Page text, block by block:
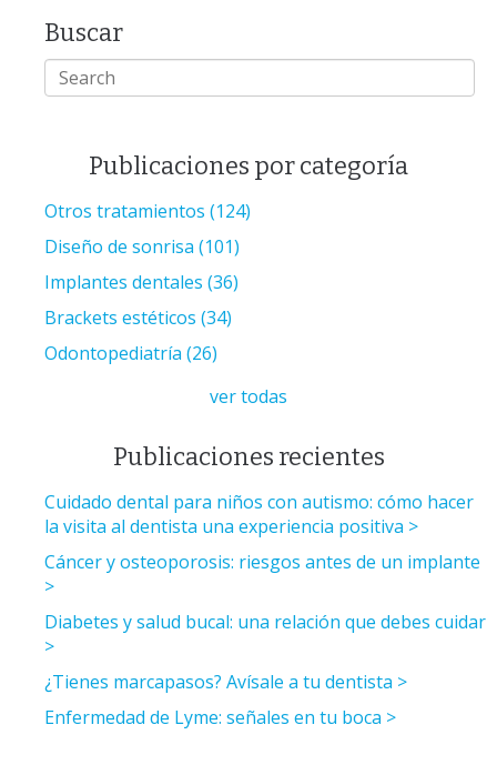
Buscar
Publicaciones por categoría
Otros tratamientos (124)
Diseño de sonrisa (101)
Implantes dentales (36)
Brackets estéticos (34)
Odontopediatría (26)
ver todas
Publicaciones recientes
Cuidado dental para niños con autismo: cómo hacer
la visita al dentista una experiencia positiva
Cáncer y osteoporosis: riesgos antes de un implante
Diabetes y salud bucal: una relación que debes cuidar
¿Tienes marcapasos? Avísale a tu dentista
Enfermedad de Lyme: señales en tu boca